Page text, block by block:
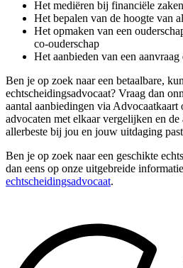
Het mediëren bij financiële zaken
Het bepalen van de hoogte van
Het opmaken van een
co-ouderschap
Het aanbieden van een
Ben je op zoek naar een betaalbare,
echtscheidingsadvocaat? Vraag dan
aantal aanbiedingen via
advocaten met elkaar vergelijken en
allerbeste bij jou en jouw uitdaging
Ben je op zoek naar een geschikte
dan eens op onze uitgebreide
echtscheidingsadvocaat.